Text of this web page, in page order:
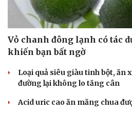
Vỏ chanh đông lạnh có tác
khiến bạn bất ngờ
Loại quả siêu giàu tinh bột, ăn
đường lại không lo tăng cân
Acid uric cao ăn măng chua